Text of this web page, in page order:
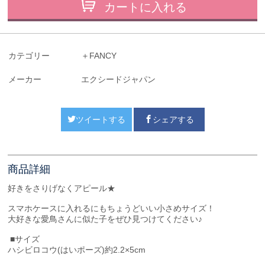
カートに入れる
カテゴリー ＋FANCY
メーカー エクシードジャパン
ツイートする シェアする
商品詳細
好きをさりげなくアピール★
スマホケースに入れるにもちょうどいい小さめサイズ！
大好きな愛鳥さんに似た子をぜひ見つけてください♪
■サイズ
ハシビロコウ(はいポーズ)約2.2×5cm